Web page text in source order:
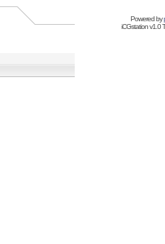
Powered by
iCGstation v1.0